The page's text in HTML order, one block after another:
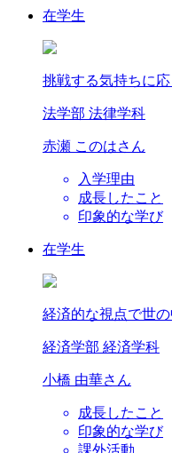
在学生
挑戦する気持ちに
法学部 法律学科
赤瀬 このはさん
入学理由
成長したこと
印象的な学び
在学生
経済的な視点で世
経済学部 経済学科
小橋 由華さん
成長したこと
印象的な学び
課外活動